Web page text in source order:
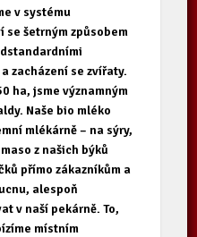
v systému
se šetrným způsobem
zacházení se zvířaty.
ha, jsme významným
Naše bio mléko
mlékárně – na sýry,
z našich býků
přímo zákazníkům a
alespoň
v naší pekárně. To,
místním